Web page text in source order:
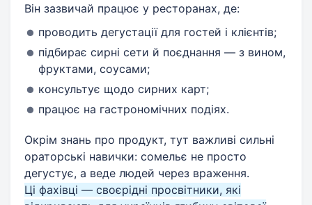
Він зазвичай працює у ресторанах, де:
проводить дегустації для гостей і клієнтів;
підбирає сирні сети й поєднання — з вином,
фруктами, соусами;
консультує щодо сирних карт;
працює на гастрономічних подіях.
Окрім знань про продукт, тут важливі сильні
ораторські навички: сомельє не просто
дегустує, а веде людей через враження.
Ці фахівці — своєрідні просвітники, які